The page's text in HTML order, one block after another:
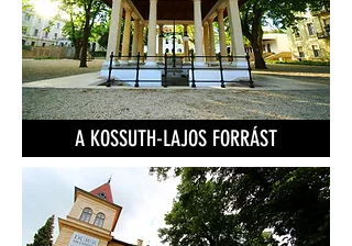
A KOSSUTH-LAJOS FORRÁST